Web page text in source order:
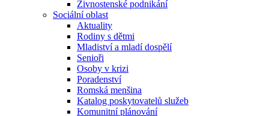
Živnostenské podnikání
Sociální oblast
Aktuality
Rodiny s dětmi
Mladiství a mladí dospělí
Senioři
Osoby v krizi
Poradenství
Romská menšina
Katalog poskytovatelů služeb
Komunitní plánování